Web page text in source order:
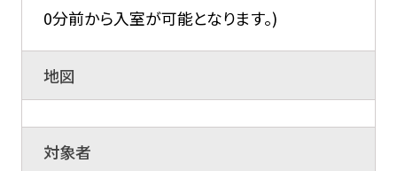
0分前から入室が可能となります。)
地図
対象者